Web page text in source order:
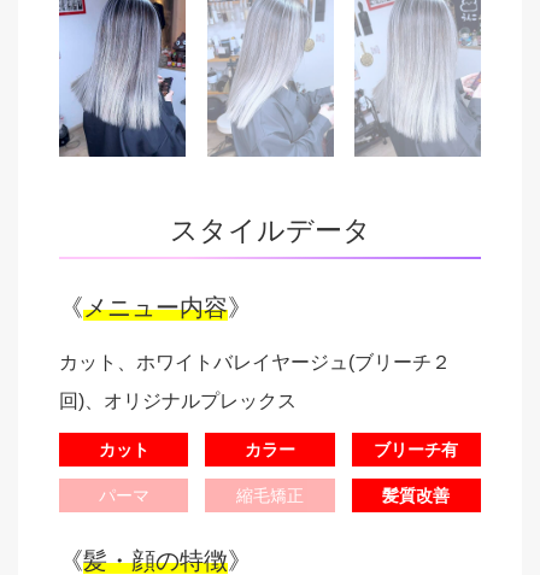
スタイルデータ
《メニュー内容》
カット、ホワイトバレイヤージュ(ブリーチ２
回)、オリジナルプレックス
カット カラー ブリーチ有
パーマ 縮毛矯正 髪質改善
《髪・顔の特徴》